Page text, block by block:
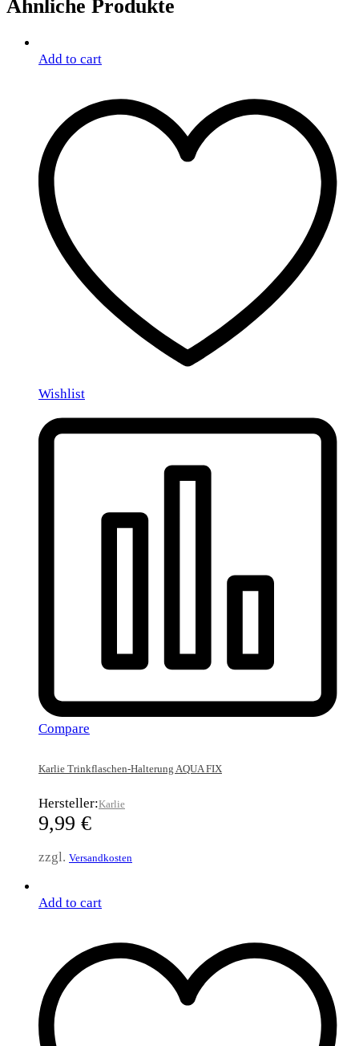
Ähnliche Produkte
Add to cart
Wishlist
Compare
Karlie Trinkflaschen-Halterung AQUA FIX
Hersteller:Karlie
9,99 €
zzgl. Versandkosten
Add to cart